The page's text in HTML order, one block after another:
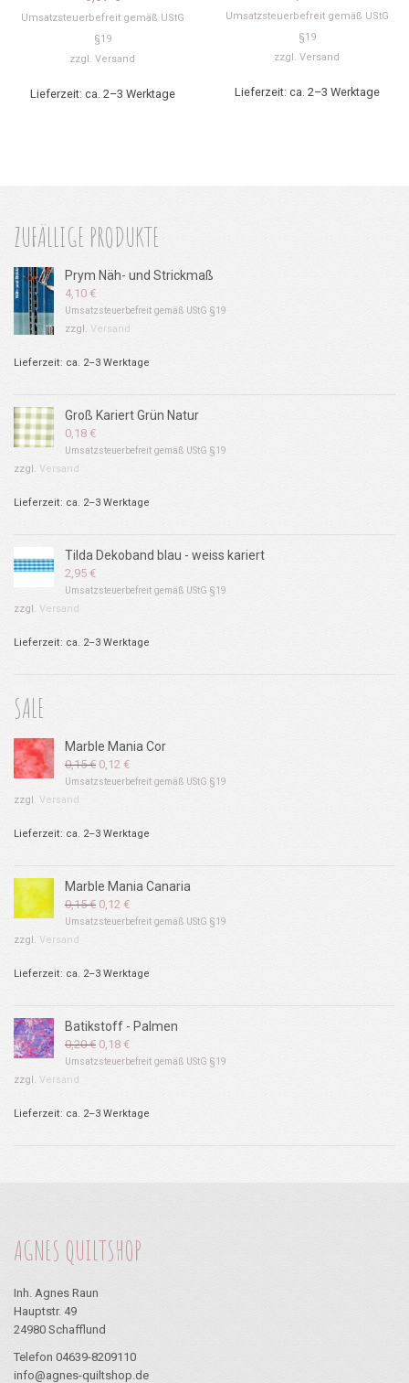
Umsatzsteuerbefreit gemäß UStG
§19
zzgl. Versand
Lieferzeit: ca. 2–3 Werktage
Umsatzsteuerbefreit gemäß UStG
§19
zzgl. Versand
Lieferzeit: ca. 2–3 Werktage
ZUFÄLLIGE PRODUKTE
Prym Näh- und Strickmaß
4,10 €
Umsatzsteuerbefreit gemäß UStG §19
zzgl. Versand
Lieferzeit: ca. 2–3 Werktage
Groß Kariert Grün Natur
0,18 €
Umsatzsteuerbefreit gemäß UStG §19
zzgl. Versand
Lieferzeit: ca. 2–3 Werktage
Tilda Dekoband blau - weiss kariert
2,95 €
Umsatzsteuerbefreit gemäß UStG §19
zzgl. Versand
Lieferzeit: ca. 2–3 Werktage
SALE
Marble Mania Cor
0,15€ Ursprünglicher
Preis
0,12 €Aktueller
Preis
Umsatzsteuerbefreit gemäß UStG §19
zzgl. Versand
Lieferzeit: ca. 2–3 Werktage
Marble Mania Canaria
0,15€ Ursprünglicher
Preis
0,12 €Aktueller
Preis
Umsatzsteuerbefreit gemäß UStG §19
zzgl. Versand
Lieferzeit: ca. 2–3 Werktage
Batikstoff - Palmen
0,20€ Ursprünglicher
Preis
0,18 €Aktueller
Preis
Umsatzsteuerbefreit gemäß UStG §19
zzgl. Versand
Lieferzeit: ca. 2–3 Werktage
AGNES QUILTSHOP
Inh. Agnes Raun
Hauptstr. 49
24980 Schafflund
Telefon 04639-8209110
info@agnes-quiltshop.de